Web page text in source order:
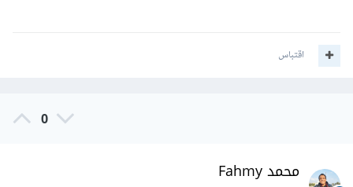
اقتباس
0
محمد Fahmy